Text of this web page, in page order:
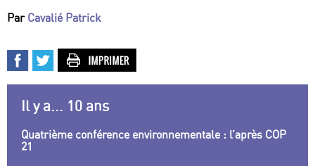
Par Cavalié Patrick
Il y a... 10 ans
Quatrième conférence environnementale : l’après COP
21